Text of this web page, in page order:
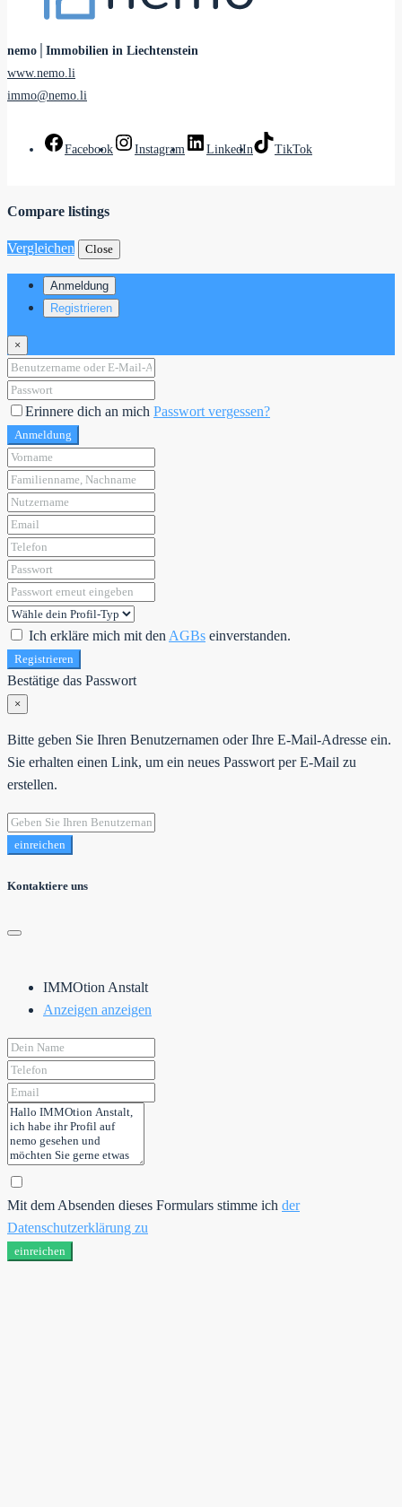
nemo│Immobilien in Liechtenstein
www.nemo.li
immo@nemo.li
Facebook Instagram LinkedIn TikTok
Compare listings
Vergleichen Close
Anmeldung
Registrieren
×
Erinnere dich an mich Passwort vergessen?
Anmeldung
Ich erkläre mich mit den AGBs einverstanden.
Registrieren
Bestätige das Passwort
×
Bitte geben Sie Ihren Benutzernamen oder Ihre E-Mail-Adresse ein.
Sie erhalten einen Link, um ein neues Passwort per E-Mail zu
erstellen.
einreichen
Kontaktiere uns
IMMOtion Anstalt
Anzeigen anzeigen
Mit dem Absenden dieses Formulars stimme ich der
Datenschutzerklärung zu
einreichen